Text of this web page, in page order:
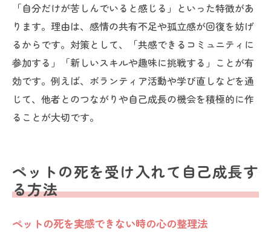
ペットロス後の前向きな行動が成長につな
がる
ペットロスから周囲と支え合える自分へ
新たな価値観を築くペットロス体験の活用
法
ペットロスを経験した人の成長体験談
ペットロス経験者が語る成長への転換点
ペットロスを経て感じた感謝と変化の記録
ペットロス後の人生に起こった前向きな変
「自分だけが苦しんでいると感じる」といった特徴があ
ります。理由は、感情の共有不足や孤立感が回復を妨げ
るからです。対策として、「共感できるコミュニティに
参加する」「新しいスキルや趣味に挑戦する」ことが有
効です。例えば、ボランティア活動や学び直しなどを通
じて、他者とのつながりや自己成長の機会を積極的に作
ることが大切です。
ペットの死を受け入れて自己成長す
る方法
ペットの死を実感できない時の心の整理法